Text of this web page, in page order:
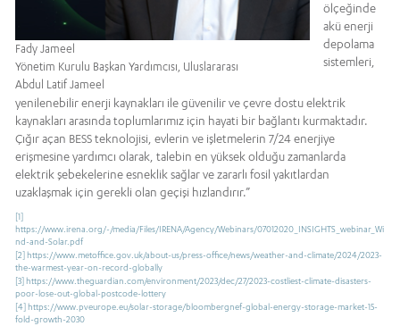
Fady Jameel
Yönetim Kurulu Başkan Yardımcısı, Uluslararası
Abdul Latif Jameel
ölçeğinde
akü enerji
depolama
sistemleri,
yenilenebilir enerji kaynakları ile güvenilir ve çevre dostu elektrik
kaynakları arasında toplumlarımız için hayati bir bağlantı kurmaktadır.
Çığır açan BESS teknolojisi, evlerin ve işletmelerin 7/24 enerjiye
erişmesine yardımcı olarak, talebin en yüksek olduğu zamanlarda
elektrik şebekelerine esneklik sağlar ve zararlı fosil yakıtlardan
uzaklaşmak için gerekli olan geçişi hızlandırır.”
[1]
https://www.irena.org/-/media/Files/IRENA/Agency/Webinars/07012020_INSIGHTS_webinar_Wi
nd-and-Solar.pdf
[2] https://www.metoffice.gov.uk/about-us/press-office/news/weather-and-climate/2024/2023-
the-warmest-year-on-record-globally
[3] https://www.theguardian.com/environment/2023/dec/27/2023-costliest-climate-disasters-
poor-lose-out-global-postcode-lottery
[4] https://www.pveurope.eu/solar-storage/bloombergnef-global-energy-storage-market-15-
fold-growth-2030